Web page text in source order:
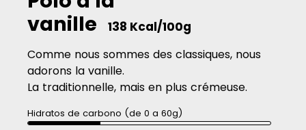
vanille
138 Kcal/100g
Comme nous sommes des classiques, nous
adorons la vanille.
La traditionnelle, mais en plus crémeuse.
Hidratos de carbono (de 0 a 60g)